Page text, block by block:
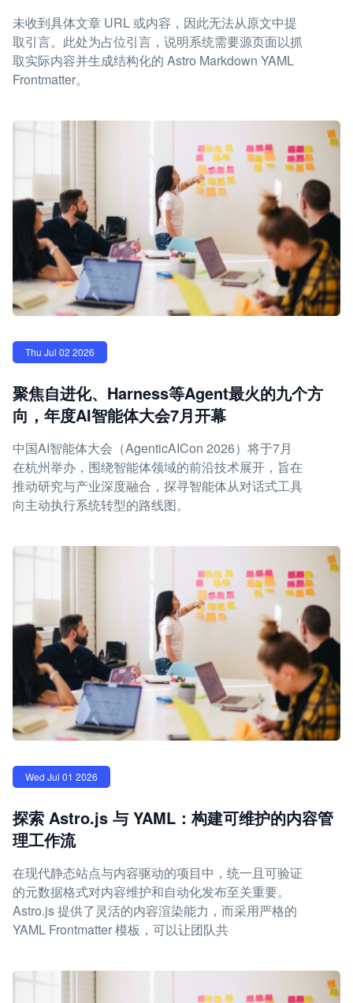
未收到具体文章 URL 或内容，因此无法从原文中提
取引言。此处为占位引言，说明系统需要源页面以抓
取实际内容并生成结构化的 Astro Markdown YAML
Frontmatter。
Thu Jul 02 2026
聚焦自进化、Harness等Agent最火的九个方
向，年度AI智能体大会7月开幕
中国AI智能体大会（AgenticAICon 2026）将于7月
在杭州举办，围绕智能体领域的前沿技术展开，旨在
推动研究与产业深度融合，探寻智能体从对话式工具
向主动执行系统转型的路线图。
Wed Jul 01 2026
探索 Astro.js 与 YAML：构建可维护的内容管
理工作流
在现代静态站点与内容驱动的项目中，统一且可验证
的元数据格式对内容维护和自动化发布至关重要。
Astro.js 提供了灵活的内容渲染能力，而采用严格的
YAML Frontmatter 模板，可以让团队共